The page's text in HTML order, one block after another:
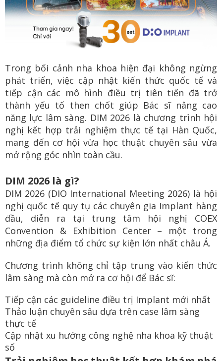
Trong bối cảnh nha khoa hiện đại không ngừng
phát triển, việc cập nhật kiến thức quốc tế và
tiếp cận các mô hình điều trị tiên tiến đã trở
thành yếu tố then chốt giúp Bác sĩ nâng cao
năng lực lâm sàng. DIM 2026 là chương trình hội
nghị kết hợp trải nghiệm thực tế tại Hàn Quốc,
mang đến cơ hội vừa học thuật chuyên sâu vừa
mở rộng góc nhìn toàn cầu.
DIM 2026 là gì?
DIM 2026 (DIO International Meeting 2026) là hội
nghị quốc tế quy tụ các chuyên gia Implant hàng
đầu, diễn ra tại trung tâm hội nghị COEX
Convention & Exhibition Center – một trong
những địa điểm tổ chức sự kiện lớn nhất châu Á.
Chương trình không chỉ tập trung vào kiến thức
lâm sàng mà còn mở ra cơ hội để Bác sĩ:
Tiếp cận các guideline điều trị Implant mới nhất
Thảo luận chuyên sâu dựa trên case lâm sàng
thực tế
Cập nhật xu hướng công nghệ nha khoa kỹ thuật
số